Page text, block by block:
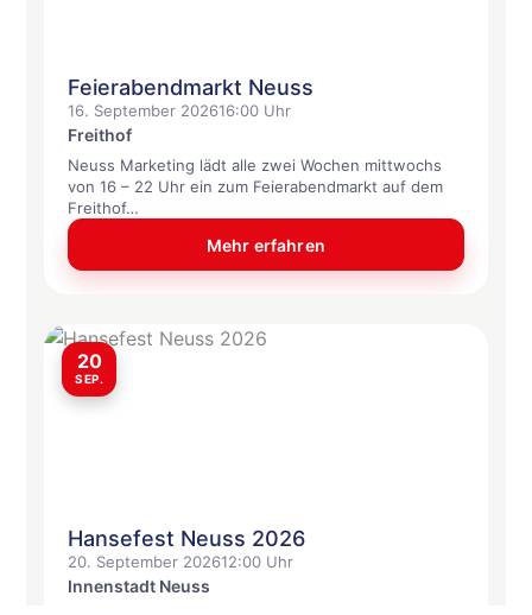
Feierabendmarkt Neuss
16. September 202616:00 Uhr
Freithof
Neuss Marketing lädt alle zwei Wochen mittwochs
von 16 – 22 Uhr ein zum Feierabendmarkt auf dem
Freithof…
Mehr erfahren
20
SEP.
Hansefest Neuss 2026
20. September 202612:00 Uhr
Innenstadt Neuss